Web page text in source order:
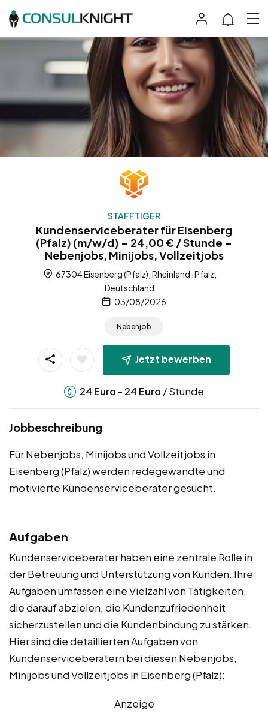
STAFFTIGER
Kundenserviceberater für Eisenberg
(Pfalz) (m/w/d) – 24,00 € / Stunde –
Nebenjobs, Minijobs, Vollzeitjobs
67304 Eisenberg (Pfalz), Rheinland-Pfalz,
Deutschland
03/08/2026
Nebenjob
Jetzt bewerben
24 Euro - 24 Euro / Stunde
Jobbeschreibung
Für Nebenjobs, Minijobs und Vollzeitjobs in
Eisenberg (Pfalz) werden redegewandte und
motivierte Kundenserviceberater gesucht.
Aufgaben
Kundenserviceberater haben eine zentrale Rolle in
der Betreuung und Unterstützung von Kunden. Ihre
Aufgaben umfassen eine Vielzahl von Tätigkeiten,
die darauf abzielen, die Kundenzufriedenheit
sicherzustellen und die Kundenbindung zu stärken.
Hier sind die detaillierten Aufgaben von
Kundenserviceberatern bei diesen Nebenjobs,
Minijobs und Vollzeitjobs in Eisenberg (Pfalz):
Anzeige